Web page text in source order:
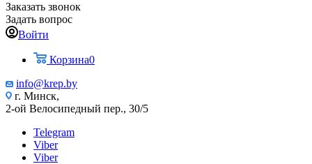
Заказать звонок
Задать вопрос
Войти
Корзина0
info@krep.by
г. Минск,
2-ой Велосипедный пер., 30/5
Telegram
Viber
Viber